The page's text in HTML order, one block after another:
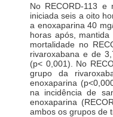
No RECORD-113 e
iniciada seis a oito
a enoxaparina 40
horas após,
mortalidade no
rivaroxabana e de
(p< 0,001). No
grupo da
enoxaparina
na incidência de
enoxaparina
ambos os grupos de